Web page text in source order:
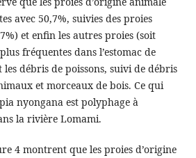
avec 50,7%, suivies des proies
et enfin les autres proies (soit
fréquentes dans l’estomac de
débris de poissons, suivi de débris
et morceaux de bois. Ce qui
nyongana est polyphage à
la rivière Lomami.
4 montrent que les proies d’origine